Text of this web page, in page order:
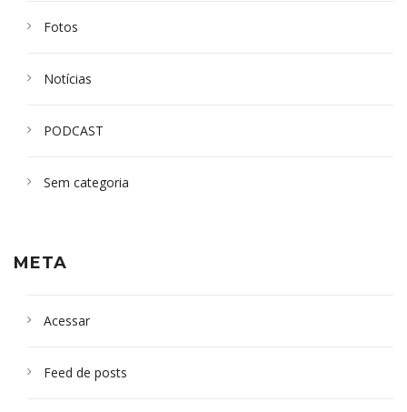
Fotos
Notícias
PODCAST
Sem categoria
META
Acessar
Feed de posts